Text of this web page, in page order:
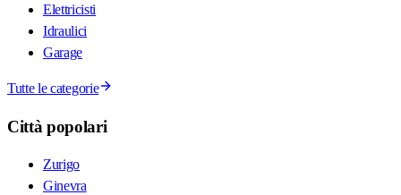
Elettricisti
Idraulici
Garage
Tutte le categorie
Città popolari
Zurigo
Ginevra